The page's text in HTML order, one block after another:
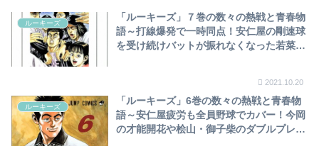
ルーキーズ
「ルーキーズ」７巻の数々の熱戦と青春物
語～打線爆発で一時同点！安仁屋の剛速球
を受け続けバットが振れなくなった若菜の
2021.10.20
ルーキーズ
「ルーキーズ」6巻の数々の熱戦と青春物
語～安仁屋疲労も全員野球でカバー！今岡
の才能開花や桧山・御子柴のダブルプレー